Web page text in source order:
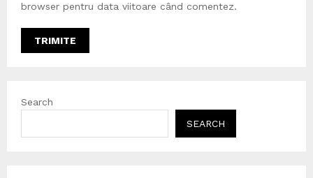
browser pentru data viitoare când comentez.
Search
SEARCH